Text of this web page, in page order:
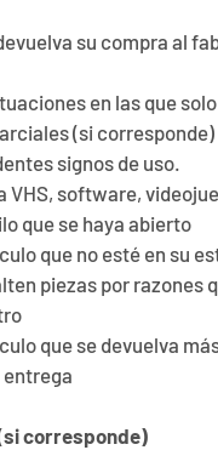
su compra al
en las que
(si corresponde)
signos de uso.
VHS, software,
que se haya abierto
que no esté en su
piezas por razones
que se devuelva
entrega
corresponde)